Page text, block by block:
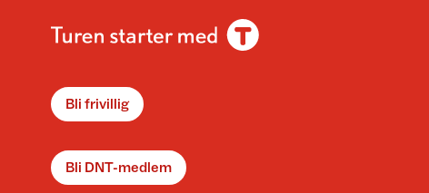
Bli frivillig
Bli DNT-medlem